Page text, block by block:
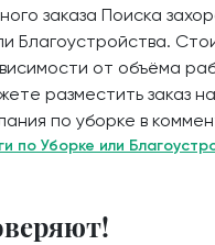
заказа Поиска
Благоустройства.
от объёма
разместить заказ
по уборке в
по Уборке или